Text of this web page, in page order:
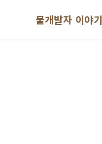
물개발자 이야기